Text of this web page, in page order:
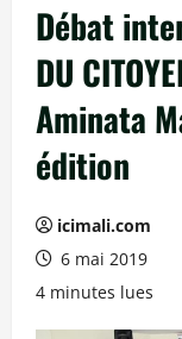
Débat
DU
Aminata
édition
icimali.com
6 mai 2019
4 minutes lues